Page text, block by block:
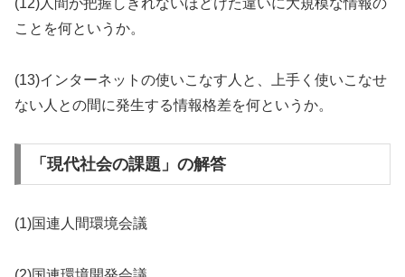
ことを何というか。
(13)インターネットの使いこなす人と、上手く使いこなせ
ない人との間に発生する情報格差を何というか。
「現代社会の課題」の解答
(1)国連人間環境会議